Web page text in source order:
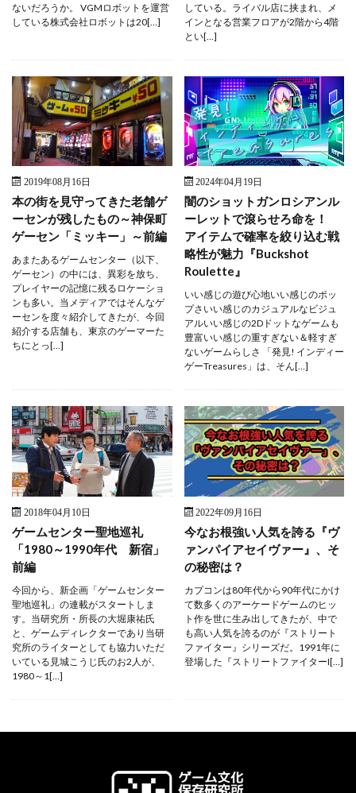
ないだろうか。 VGMロボットを運営
している株式会社ロボットは20[…]
している。ライバル店に挟まれ、メ
インとなる営業フロアが2階から4階
とい[…]
2019年08月16日
本の街を見守ってきた老舗ゲ
ーセンが残したもの～神保町
ゲーセン「ミッキー」～前編
あまたあるゲームセンター（以下、
ゲーセン）の中には、異彩を放ち、
プレイヤーの記憶に残るロケーショ
ンも多い。当メディアではそんなゲ
ーセンを度々紹介してきたが、今回
紹介する店舗も、東京のゲーマーた
ちにとっ[…]
2024年04月19日
闇のショットガンロシアンル
ーレットで滾らせろ命を！
アイテムで確率を絞り込む戦
略性が魅力『Buckshot
Roulette』
いい感じの遊び心地いい感じのポッ
プさいい感じのカジュアルなビジュ
アルいい感じの2Dドットなゲームも
豊富いい感じの重すぎない＆軽すぎ
ないゲームらしさ 「発見! インディー
ゲーTreasures」は、そん[…]
2018年04月10日
ゲームセンター聖地巡礼
「1980～1990年代 新宿」
前編
今回から、新企画「ゲームセンター
聖地巡礼」の連載がスタートしま
す。当研究所・所長の大堀康祐氏
と、ゲームディレクターであり当研
究所のライターとしても協力いただ
いている見城こうじ氏のお2人が、
1980～1[…]
2022年09月16日
今なお根強い人気を誇る『ヴ
ァンパイアセイヴァー』、そ
の秘密は？
カプコンは80年代から90年代にかけ
て数多くのアーケードゲームのヒッ
ト作を世に生み出してきたが、中で
も高い人気を誇るのが『ストリート
ファイター』シリーズだ。1991年に
登場した『ストリートファイターI[…]